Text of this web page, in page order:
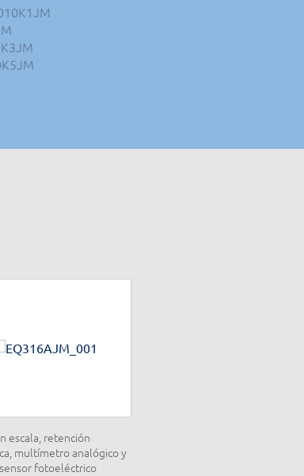
escala, retención
multímetro analógico y
fotoeléctrico